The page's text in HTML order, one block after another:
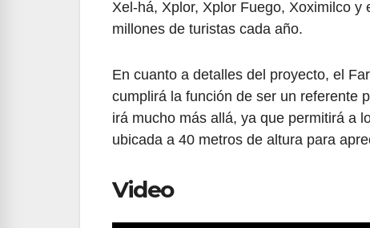
Xel-há, Xplor, Xplor Fuego, Xoximilco
millones de turistas cada año.
En cuanto a detalles del proyecto, el
cumplirá la función de ser un referente
irá mucho más allá, ya que permitirá a
ubicada a 40 metros de altura para
Video